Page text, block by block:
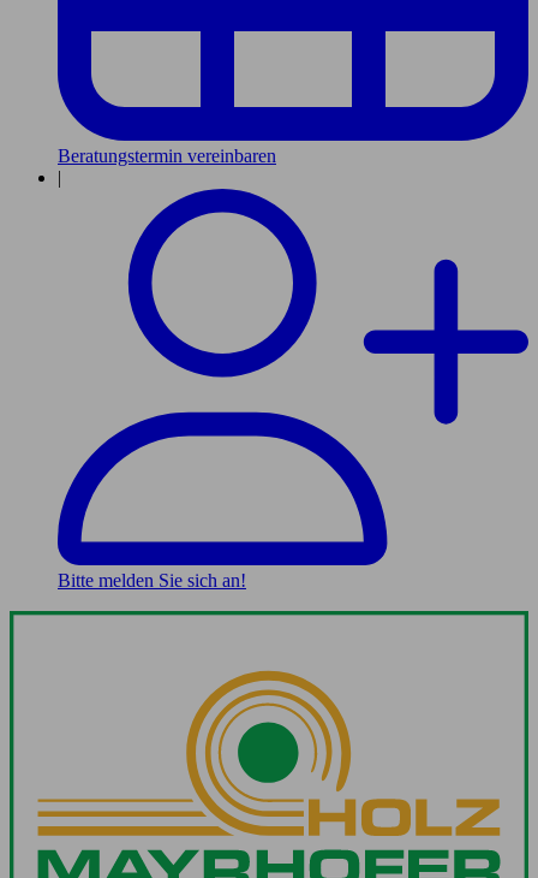
Beratungstermin vereinbaren
|
Bitte melden Sie sich an!